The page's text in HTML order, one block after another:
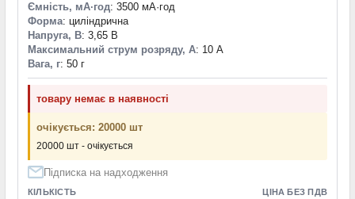
Ємність, мА·год: 3500 мА·год
Форма: циліндрична
Напруга, В: 3,65 В
Максимальний струм розряду, А: 10 А
Вага, г: 50 г
товару немає в наявності
очікується: 20000 шт
20000 шт - очікується
Підписка на надходження
КІЛЬКІСТЬ ЦІНА БЕЗ ПДВ